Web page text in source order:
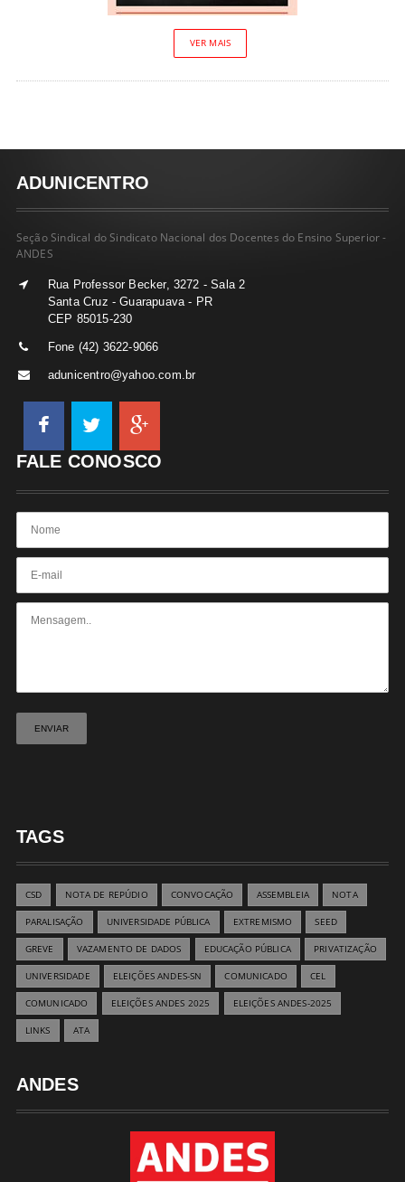
VER MAIS
ADUNICENTRO
Seção Sindical do Sindicato Nacional dos Docentes do Ensino Superior -
ANDES
Rua Professor Becker, 3272 - Sala 2
Santa Cruz - Guarapuava - PR
CEP 85015-230
Fone (42) 3622-9066
adunicentro@yahoo.com.br
FALE CONOSCO
TAGS
CSD NOTA DE REPÚDIO CONVOCAÇÃO ASSEMBLEIA NOTA
PARALISAÇÃO UNIVERSIDADE PÚBLICA EXTREMISMO SEED
GREVE VAZAMENTO DE DADOS EDUCAÇÃO PÚBLICA PRIVATIZAÇÃO
UNIVERSIDADE ELEIÇÕES ANDES-SN COMUNICADO CEL
COMUNICADO ELEIÇÕES ANDES 2025 ELEIÇÕES ANDES-2025
LINKS ATA
ANDES